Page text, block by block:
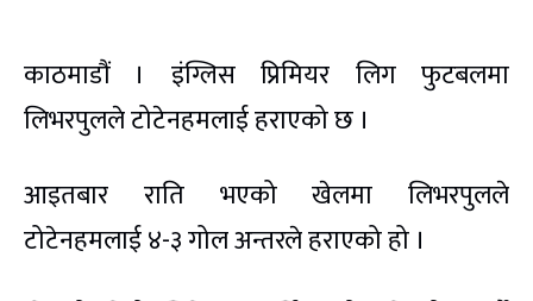
काठमाडौं । इंग्लिस प्रिमियर लिग फुटबलमा
लिभरपुलले टोटेनहमलाई हराएको छ ।
आइतबार राति भएको खेलमा लिभरपुलले
टोटेनहमलाई ४-३ गोल अन्तरले हराएको हो ।